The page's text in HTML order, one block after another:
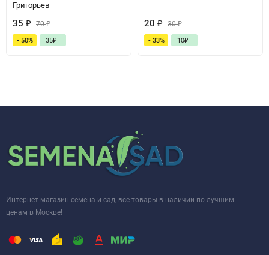
Григорьев
35 ₽ 70₽
- 50% 35₽
20 ₽ 30₽
- 33% 10₽
Интернет магазин семена и сад, все товары в наличии по лучшим
ценам в Москве!